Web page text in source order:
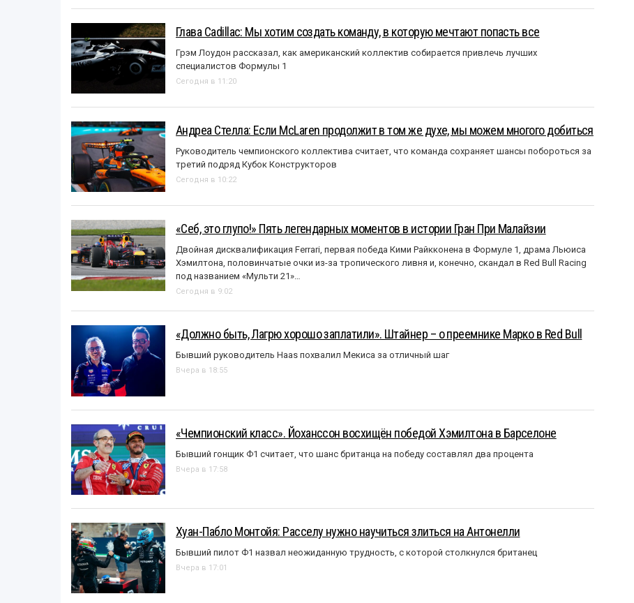
Глава Cadillac: Мы хотим создать команду, в которую мечтают попасть все
Грэм Лоудон рассказал, как американский коллектив собирается привлечь лучших
специалистов Формулы 1
Сегодня в 11:20
Андреа Стелла: Если McLaren продолжит в том же духе, мы можем многого добиться
Руководитель чемпионского коллектива считает, что команда сохраняет шансы побороться за
третий подряд Кубок Конструкторов
Сегодня в 10:22
«Себ, это глупо!» Пять легендарных моментов в истории Гран При Малайзии
Двойная дисквалификация Ferrari, первая победа Кими Райкконена в Формуле 1, драма Льюиса
Хэмилтона, половинчатые очки из-за тропического ливня и, конечно, скандал в Red Bull Racing
под названием «Mульти 21»…
Сегодня в 9:02
«Должно быть, Лагрю хорошо заплатили». Штайнер – о преемнике Марко в Red Bull
Бывший руководитель Haas похвалил Мекиса за отличный шаг
Вчера в 18:55
«Чемпионский класс». Йоханссон восхищён победой Хэмилтона в Барселоне
Бывший гонщик Ф1 считает, что шанс британца на победу составлял два процента
Вчера в 17:58
Хуан-Пабло Монтойя: Расселу нужно научиться злиться на Антонелли
Бывший пилот Ф1 назвал неожиданную трудность, с которой столкнулся британец
Вчера в 17:01